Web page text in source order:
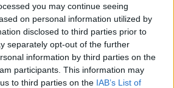
you may continue seeing
on personal information utilized by
disclosed to third parties prior to
separately opt-out of the further
information by third parties on the
participants. This information may
to third parties on the IAB’s List of
είναι αργά, κυριολεκτικά. Ο
Χόπκινς στα 88 αρνείται να το
και κυκλοφορεί το 1ο του
με ορχηστρικές συνθέσεις και
Φυσικά και είναι Άντονι...